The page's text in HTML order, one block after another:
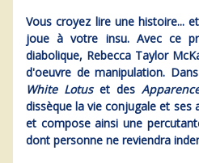
Vous croyez lire une histoire...
joue à votre insu. Avec ce
diabolique, Rebecca Taylor
d'oeuvre de manipulation.
White Lotuset des
dissèque la vie conjugale et ses
et compose ainsi une
dont personne ne reviendra